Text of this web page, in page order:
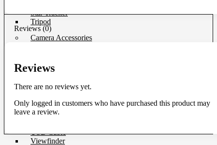
Star Tracker
Tripod
Camera Accessories
Eyecup & Eyepiece
File Transmitter
Hand Grip
Light Meter
Remote
USB Cable
Viewfinder
Reviews (0)
Reviews
There are no reviews yet.
Only logged in customers who have purchased this product may
leave a review.